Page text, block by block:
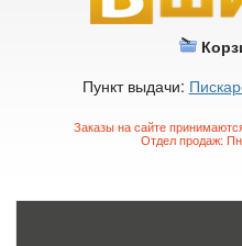
Пункт выдачи:
Заказы на сайте
Отдел продаж: